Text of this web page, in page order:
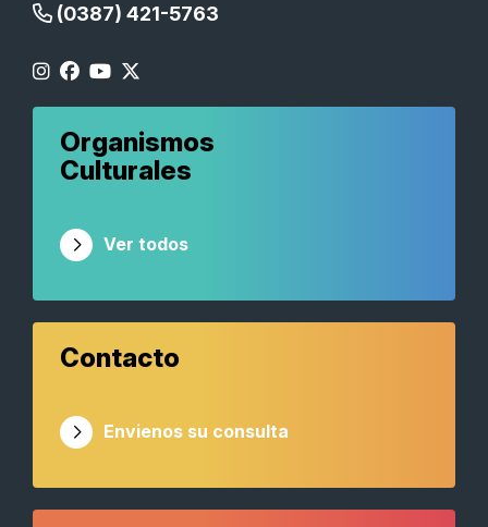
(0387) 421-5763
Organismos
Culturales
Ver todos
Contacto
Envienos su consulta